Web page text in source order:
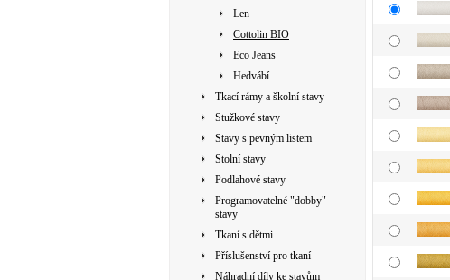
Len
Cottolin BIO
Eco Jeans
Hedvábí
Tkací rámy a školní stavy
Stužkové stavy
Stavy s pevným listem
Stolní stavy
Podlahové stavy
Programovatelné "dobby"
stavy
Tkaní s dětmi
Příslušenství pro tkaní
Náhradní díly ke stavům